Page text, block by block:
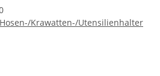
Krawatten-/Utensilienhalter